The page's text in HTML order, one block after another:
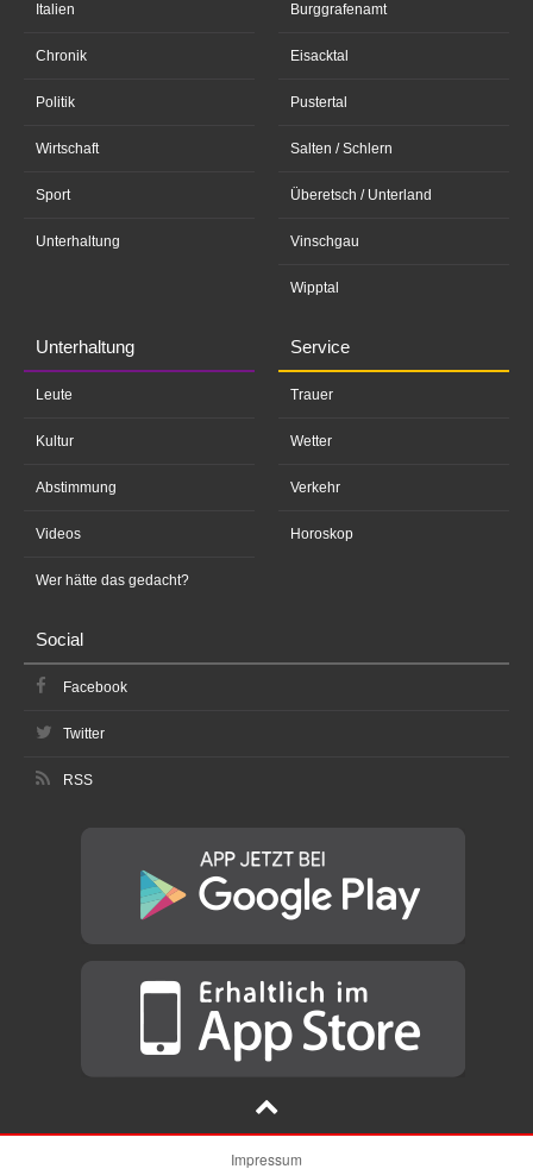
Italien
Chronik
Politik
Wirtschaft
Sport
Unterhaltung
Burggrafenamt
Eisacktal
Pustertal
Salten / Schlern
Überetsch / Unterland
Vinschgau
Wipptal
Unterhaltung
Leute
Kultur
Abstimmung
Videos
Wer hätte das gedacht?
Service
Trauer
Wetter
Verkehr
Horoskop
Social
Facebook
Twitter
RSS
Impressum